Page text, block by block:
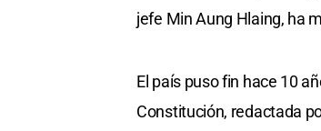
jefe Min Aung Hlaing, ha
El país puso fin hace 10
Constitución, redactada